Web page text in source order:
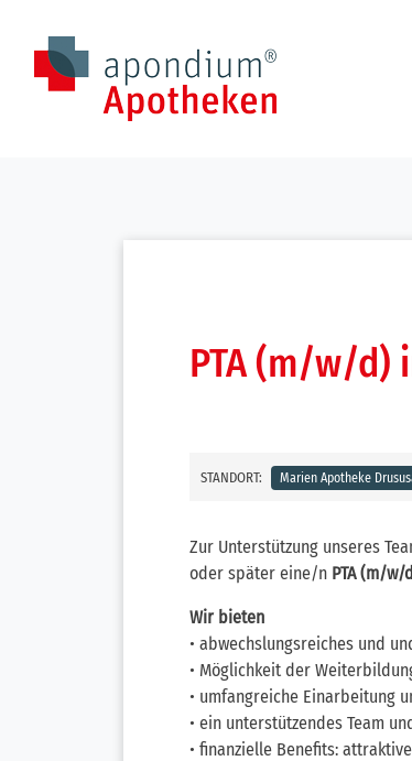
PTA (m/w/d)
STANDORT: Marien Apotheke
Zur Unterstützung unseres
oder später eine/n PTA (m/w/
Wir bieten
• abwechslungsreiches und
• Möglichkeit der
• umfangreiche Einarbeitung
• ein unterstützendes Team
• finanzielle Benefits: